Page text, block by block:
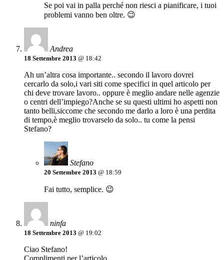
Se poi vai in palla perché non riesci a pianificare, i tuoi
problemi vanno ben oltre. 😉
Andrea
18 Settembre 2013 @ 18:42
Ah un’altra cosa importante.. secondo il lavoro dovrei
cercarlo da solo,i vari siti come specifici in quel articolo per
chi deve trovare lavoro.. oppure è meglio andare nelle agenzie
o centri dell’impiego?Anche se su questi ultimi ho aspetti non
tanto belli,siccome che secondo me darlo a loro è una perdita
di tempo,è meglio trovarselo da solo.. tu come la pensi
Stefano?
Stefano
20 Settembre 2013 @ 18:59
Fai tutto, semplice. 😉
ninfa
18 Settembre 2013 @ 19:02
Ciao Stefano!
Complimenti per l’articolo.